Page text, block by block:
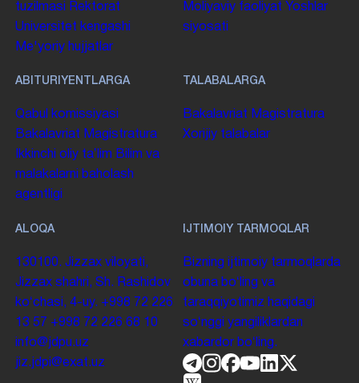
tuzilmasi Rektorat
Universitet kengashi
Me'yoriy hujjatlar
Moliyaviy faoliyat Yoshlar
siyosati
ABITURIYENTLARGA
Qabul komissiyasi
Bakalavriat Magistratura
Ikkinchi oliy taʼlim Bilim va
malakalarni baholash
agentligi
TALABALARGA
Bakalavriat Magistratura
Xorijiy talabalar
ALOQA
130100. Jizzax viloyati,
Jizzax shahri, Sh. Rashidov
koʻchasi, 4-uy. +998 72 226
13 57 +998 72 226 68 10
info@jdpu.uz
jiz.jdpi@exat.uz
IJTIMOIY TARMOQLAR
Bizning ijtimoiy tarmoqlarda
obuna boʻling va
taraqqiyotimiz haqidagi
soʻnggi yangiliklardan
xabardor boʻling.